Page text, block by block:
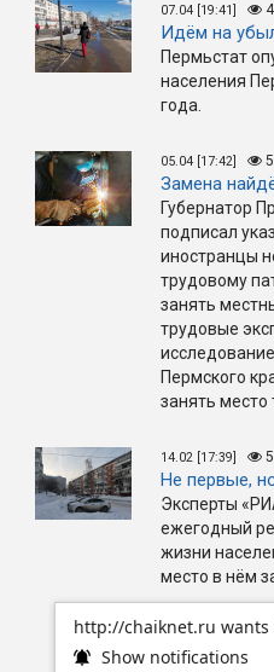
http://chaiknet.ru wants
Show notifications
07.04 [19:41]
Идём на
Пермьстат
населения
года.
05.04 [17:42]
Замена
Губернатор
подписал
иностранцы
трудовому
занять
трудовые
Пермского
занять место
14.02 [17:39]
Не первые,
Эксперты
ежегодный
жизни
место в нём